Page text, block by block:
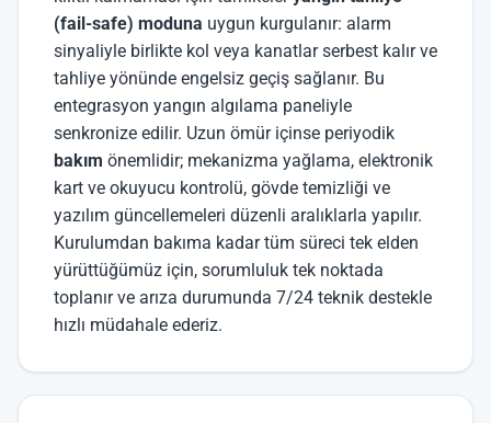
(fail-safe) moduna uygun kurgulanır: alarm
sinyaliyle birlikte kol veya kanatlar serbest kalır ve
tahliye yönünde engelsiz geçiş sağlanır. Bu
entegrasyon yangın algılama paneliyle
senkronize edilir. Uzun ömür içinse periyodik
bakım önemlidir; mekanizma yağlama, elektronik
kart ve okuyucu kontrolü, gövde temizliği ve
yazılım güncellemeleri düzenli aralıklarla yapılır.
Kurulumdan bakıma kadar tüm süreci tek elden
yürüttüğümüz için, sorumluluk tek noktada
toplanır ve arıza durumunda 7/24 teknik destekle
hızlı müdahale ederiz.